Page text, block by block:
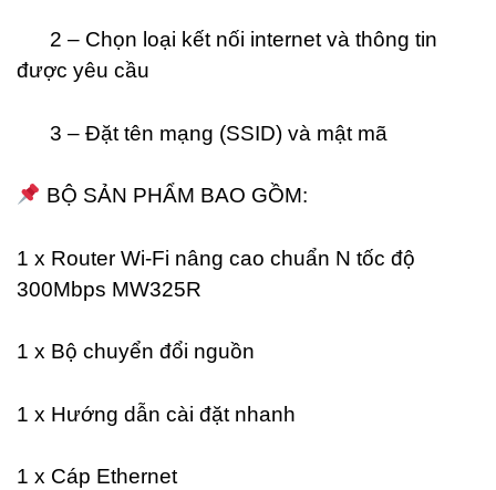
2 – Chọn loại kết nối internet và thông tin
được yêu cầu
3 – Đặt tên mạng (SSID) và mật mã
BỘ SẢN PHẨM BAO GỒM:
1 x Router Wi-Fi nâng cao chuẩn N tốc độ
300Mbps MW325R
1 x Bộ chuyển đổi nguồn
1 x Hướng dẫn cài đặt nhanh
1 x Cáp Ethernet